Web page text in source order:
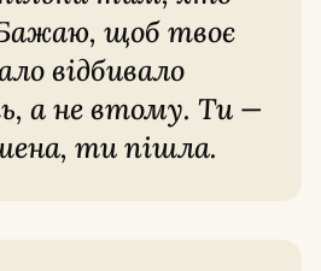
щоб твоє
відбивало
а не втому. Ти —
ти пішла.